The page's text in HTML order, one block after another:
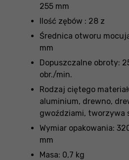
255 mm
Ilość zębów : 28 z
Średnica otworu
mm
Dopuszczalne obroty:
obr./min.
Rodzaj ciętego
aluminium, drewno,
gwoździami, tworzywa
Wymiar opakowania:
mm
Masa: 0,7 kg